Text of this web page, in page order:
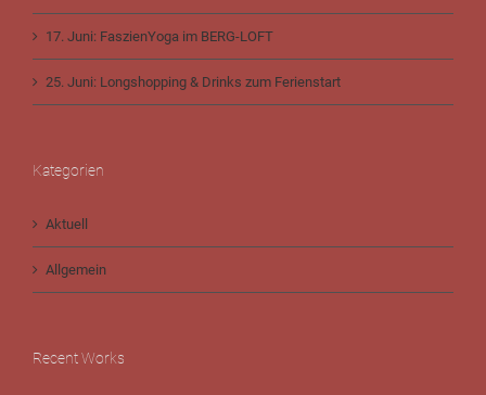
17. Juni: FaszienYoga im BERG-LOFT
25. Juni: Longshopping & Drinks zum Ferienstart
Kategorien
Aktuell
Allgemein
Recent Works